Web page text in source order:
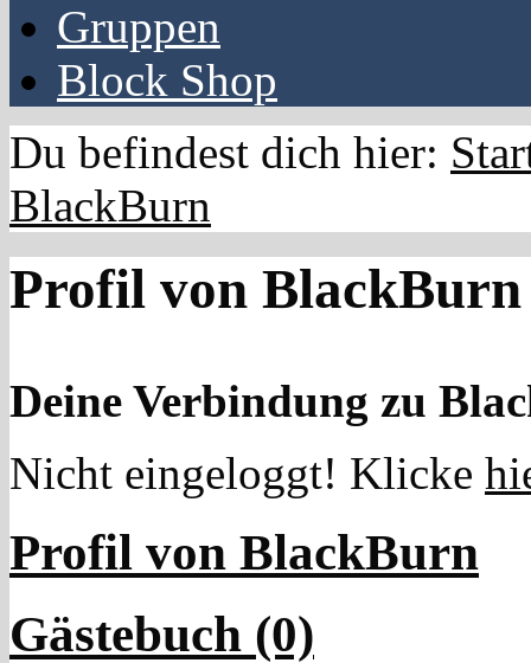
Gruppen
Block Shop
Du befindest dich hier:
BlackBurn
Profil von BlackBurn
Deine Verbindung zu
Nicht eingeloggt! Klicke
Profil von BlackBurn
Gästebuch (0)